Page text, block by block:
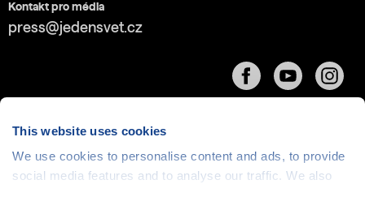
This website uses cookies
We use cookies to personalise content and ads, to provide
social media features and to analyse our traffic. We also
Kontakt pro média
press@jedensvet.cz
Cookies| © 1999-2026 Člověk v tísni o.p.s., web běží